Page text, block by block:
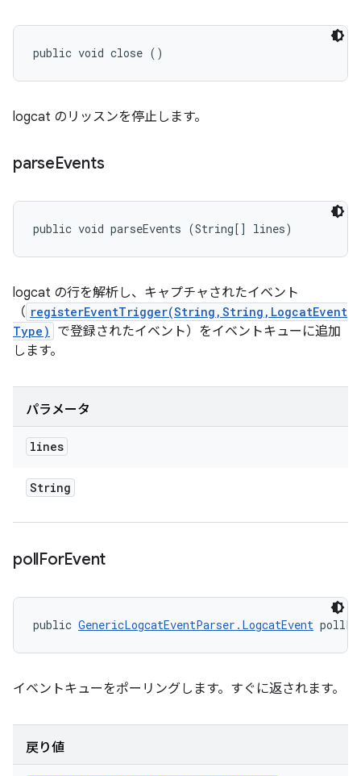
public void close ()
logcat のリッスンを停止します。
parseEvents
public void parseEvents (String[] lines)
logcat の行を解析し、キャプチャされたイベント
（ registerEventTrigger(String,String,LogcatEvent
Type)
で登録されたイベント）をイベントキューに追加
します。
パラメータ
lines
String
pollForEvent
public GenericLogcatEventParser.LogcatEvent
イベントキューをポーリングします。すぐに返されます。
戻り値